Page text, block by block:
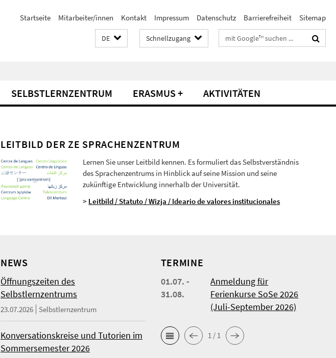
Startseite Mitarbeiter/innen Kontakt Impressum Datenschutz Barrierefreiheit Sitemap
DE Schnellzugang Suchbegriffe
SELBSTLERNZENTRUM ERASMUS + AKTIVITÄTEN
LEITBILD DER ZE SPRACHENZENTRUM
Lernen Sie unser Leitbild kennen. Es formuliert das Selbstverständnis
des Sprachenzentrums in Hinblick auf seine Mission und seine
zukünftige Entwicklung innerhalb der Universität.
> Leitbild / Statuto / Wizja / Ideario de valores institucionales
NEWS
Öffnungszeiten des
Selbstlernzentrums
23.07.2026 Selbstlernzentrum
Konversationskreise und Tutorien im
Sommersemester 2026
TERMINE
01.07. -
31.08.
Anmeldung für
Ferienkurse SoSe 2026
(Juli-September 2026)
1 / 1